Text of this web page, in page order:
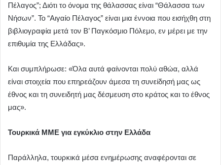
Πέλαγος”; Διότι το όνομα της θάλασσας είναι “Θάλασσα των
Νήσων”. Το “Αιγαίο Πέλαγος” είναι μια έννοια που εισήχθη στη
βιβλιογραφία μετά τον Β’ Παγκόσμιο Πόλεμο, εν μέρει με την
επιθυμία της Ελλάδας».
Και συμπλήρωσε: «Όλα αυτά φαίνονται πολύ αθώα, αλλά
είναι στοιχεία που επηρεάζουν άμεσα τη συνείδησή μας ως
έθνος και τη συνειδητή μας δέσμευση στο κράτος και το έθνος
μας».
Τουρκικά ΜΜΕ για εγκύκλιο στην Ελλάδα
Παράλληλα, τουρκικά μέσα ενημέρωσης αναφέρονται σε